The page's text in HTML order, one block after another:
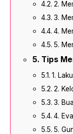
2.
3.
4.
5.
Tips
1.
2.
3.
4.
5.